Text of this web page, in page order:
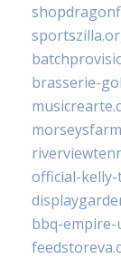
brasserie-
official-kelly-
bbq-empire-